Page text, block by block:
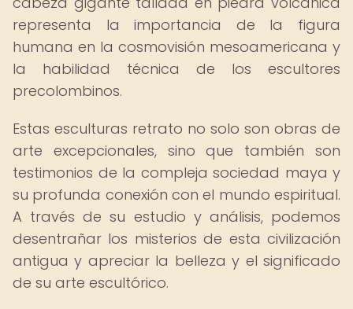
representa la importancia de la figura
humana en la cosmovisión mesoamericana y
la habilidad técnica de los escultores
precolombinos.
Estas esculturas retrato no solo son obras de
arte excepcionales, sino que también son
testimonios de la compleja sociedad maya y
su profunda conexión con el mundo espiritual.
A través de su estudio y análisis, podemos
desentrañar los misterios de esta civilización
antigua y apreciar la belleza y el significado
de su arte escultórico.